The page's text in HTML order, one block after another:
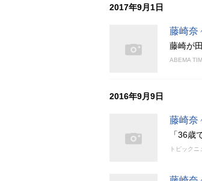
2017年9月1日
藤崎奈
藤崎が
ABEMA
2016年9月9日
藤崎奈
「36歳
トピックニ